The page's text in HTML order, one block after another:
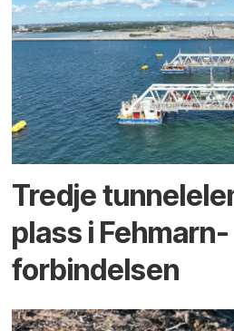
Tredje
plass i Fehmarn-
forbindelsen